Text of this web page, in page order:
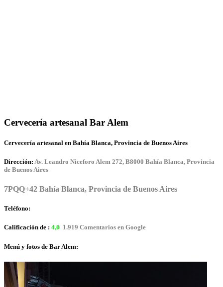
Cervecería artesanal Bar Alem
Cervecería artesanal en Bahía Blanca, Provincia de Buenos Aires
Dirección: Av. Leandro Niceforo Alem 272, B8000 Bahía Blanca, Provincia
de Buenos Aires
7PQQ+42 Bahía Blanca, Provincia de Buenos Aires
Teléfono:
Calificación de : 4,0 1.919 Comentarios en Google
Menú y fotos de Bar Alem: